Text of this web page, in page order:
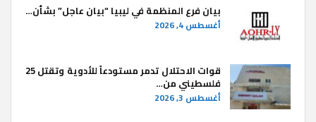
بيان فرع المنظمة في ليبيا “بيان عاجل” بشأن…
أغسطس 4, 2026
قوات الاحتلال تدمر مستودعاً للأدوية وتقتل 25
فلسطيني من…
أغسطس 3, 2026